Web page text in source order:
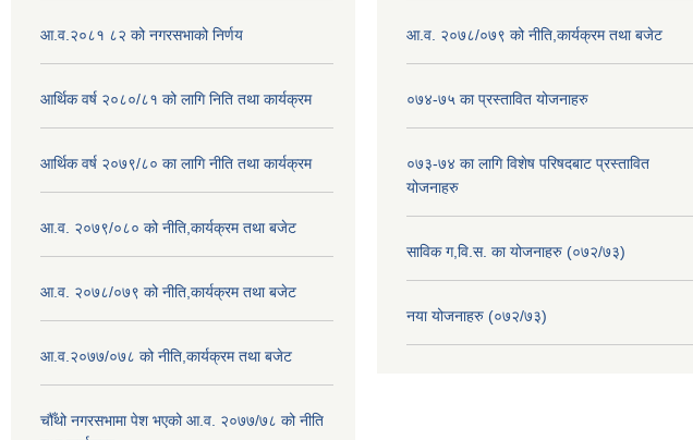
आ.व.२०८१ ८२ को नगरसभाको निर्णय
आर्थिक वर्ष २०८०/८१ को लागि निति तथा कार्यक्रम
आर्थिक वर्ष २०७९/८० का लागि नीति तथा कार्यक्रम
आ.व. २०७९/०८० को नीति,कार्यक्रम तथा बजेट
आ.व. २०७८/०७९ को नीति,कार्यक्रम तथा बजेट
आ.व.२०७७/०७८ को नीति,कार्यक्रम तथा बजेट
चौँथो नगरसभामा पेश भएको आ.व. २०७७/७८ को नीति
आ.व. २०७८/०७९ को नीति,कार्यक्रम तथा बजेट
०७४-७५ का प्रस्तावित योजनाहरु
०७३-७४ का लागि विशेष परिषदबाट प्रस्तावित
योजनाहरु
साविक ग,वि.स. का योजनाहरु (०७२/७३)
नया योजनाहरु (०७२/७३)